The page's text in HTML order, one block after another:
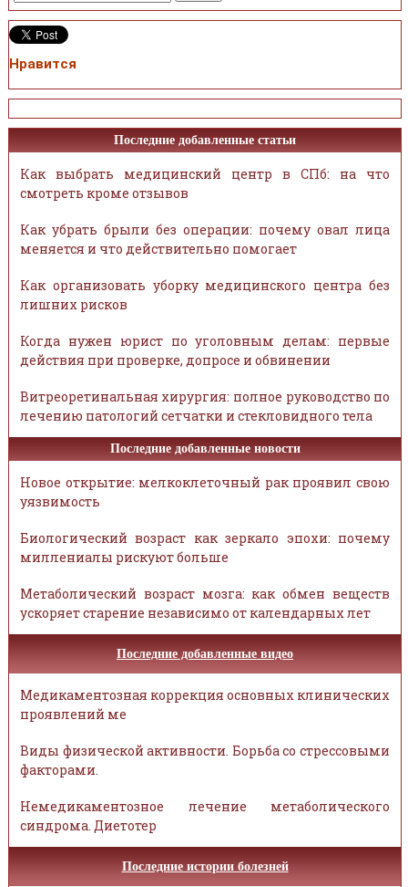
Нравится
Последние добавленные статьи
Как выбрать медицинский центр в СПб: на что
смотреть кроме отзывов
Как убрать брыли без операции: почему овал лица
меняется и что действительно помогает
Как организовать уборку медицинского центра без
лишних рисков
Когда нужен юрист по уголовным делам: первые
действия при проверке, допросе и обвинении
Витреоретинальная хирургия: полное руководство по
лечению патологий сетчатки и стекловидного тела
Последние добавленные новости
Новое открытие: мелкоклеточный рак проявил свою
уязвимость
Биологический возраст как зеркало эпохи: почему
миллениалы рискуют больше
Метаболический возраст мозга: как обмен веществ
ускоряет старение независимо от календарных лет
Последние добавленные видео
Медикаментозная коррекция основных клинических
проявлений ме
Виды физической активности. Борьба со стрессовыми
факторами.
Немедикаментозное лечение метаболического
синдрома. Диетотер
Последние истории болезней